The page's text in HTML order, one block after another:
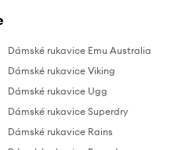
Dámské rukavice Emu Australia
Dámské rukavice Viking
Dámské rukavice Ugg
Dámské rukavice Superdry
Dámské rukavice Rains